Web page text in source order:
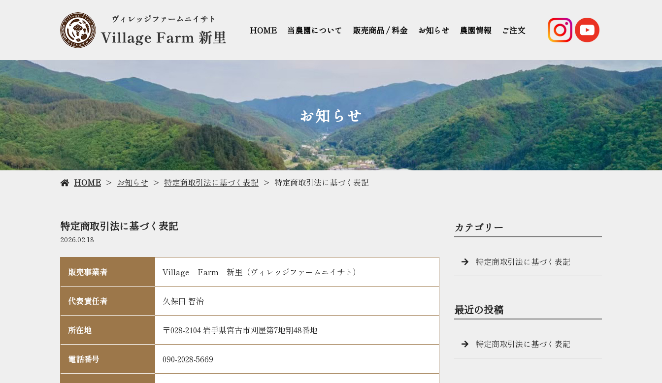
HOME 当農園について 販売商品 / 料金 お知らせ 農園情報 ご注文
お知らせ
HOME お知らせ 特定商取引法に基づく表記 特定商取引法に基づく表記
特定商取引法に基づく表記
2026.02.18
販売事業者 Village Farm 新里（ヴィレッジファームニイサト）
代表責任者 久保田 智治
所在地 〒028-2104 岩手県宮古市刈屋第7地割48番地
電話番号 090-2028-5669
カテゴリー
特定商取引法に基づく表記
最近の投稿
特定商取引法に基づく表記